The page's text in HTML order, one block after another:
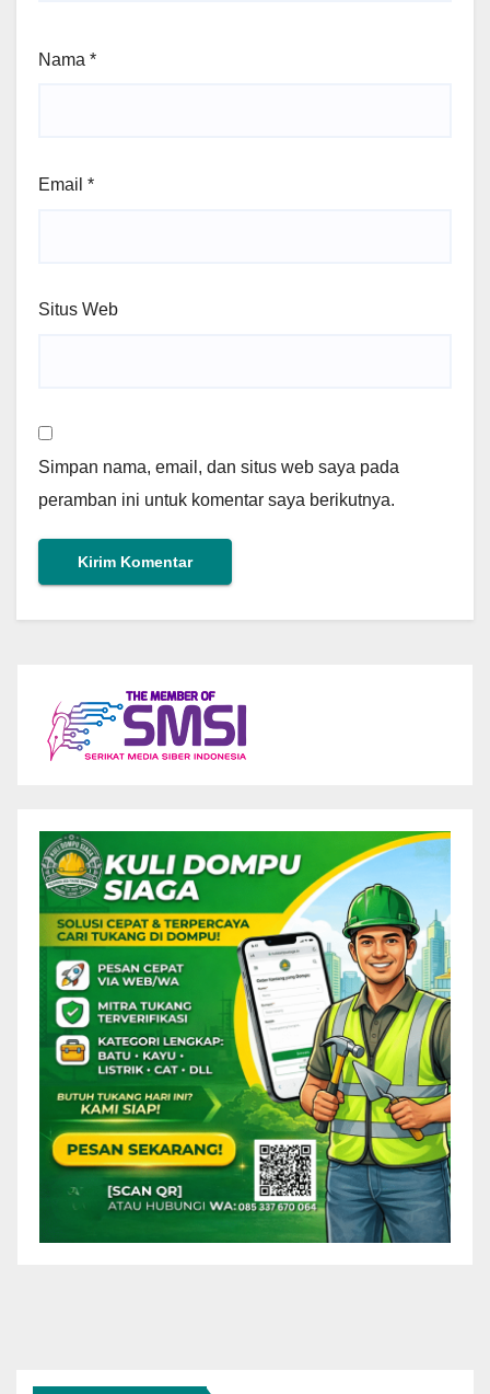
Nama *
Email *
Situs Web
Simpan nama, email, dan situs web saya pada
peramban ini untuk komentar saya berikutnya.